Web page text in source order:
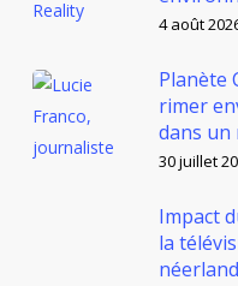
4 août
Planète
rimer
dans un
30 juillet
Impact
la